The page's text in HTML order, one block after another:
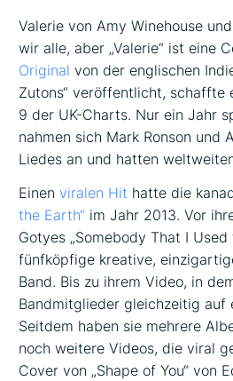
Valerie von Amy Winehouse
wir alle, aber „Valerie“ ist eine
Original von der englischen
Zutons“ veröffentlicht, schaffte
9 der UK-Charts. Nur ein Jahr
nahmen sich Mark Ronson und
Liedes an und hatten
Einen viralen Hit hatte die
the Earth“ im Jahr 2013. Vor
Gotyes „Somebody That I Used
fünfköpfige kreative,
Band. Bis zu ihrem Video, in
Bandmitglieder gleichzeitig auf
Seitdem haben sie mehrere
noch weitere Videos, die viral
Cover von „Shape of You“ von